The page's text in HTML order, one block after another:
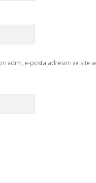
adım, e-posta adresim ve site